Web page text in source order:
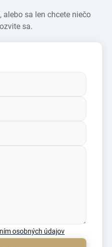
alebo sa len chcete niečo
sa.
osobných údajov